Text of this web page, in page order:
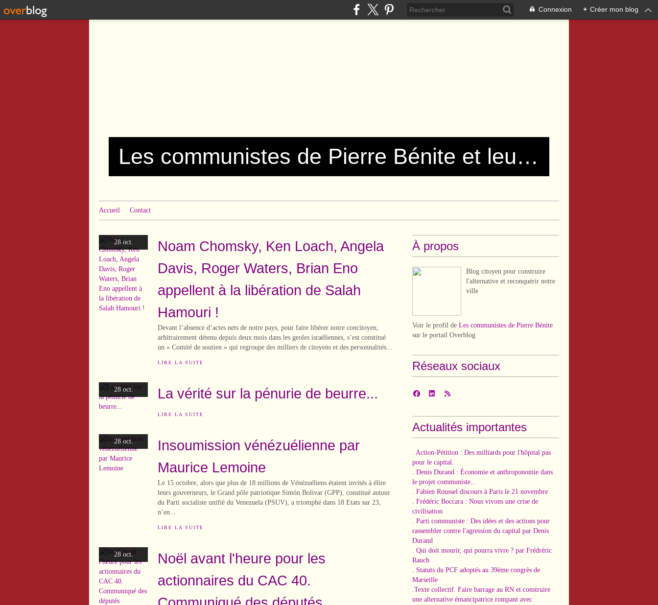
Connexion + Créer mon blog
Les communistes de Pierre Bénite et leurs amis !
Accueil Contact
28 oct.
Noam Chomsky, Ken Loach, Angela
Davis, Roger Waters, Brian Eno
appellent à la libération de Salah
Hamouri !
Devant l’absence d’actes nets de notre pays, pour faire libérer notre concitoyen,
arbitrairement détenu depuis deux mois dans les geoles israéliennes, s’est constitué
un « Comité de soutien » qui regroupe des milliers de citoyens et des personnalités...
LIRE LA SUITE
28 oct. La vérité sur la pénurie de beurre...
LIRE LA SUITE
28 oct.
Insoumission vénézuélienne par
Maurice Lemoine
Le 15 octobre, alors que plus de 18 millions de Vénézuéliens étaient invités à élire
leurs gouverneurs, le Grand pôle patriotique Simón Bolivar (GPP), constitué autour
du Parti socialiste unifié du Venezuela (PSUV), a triomphé dans 18 Etats sur 23,
n’en...
LIRE LA SUITE
28 oct.
Noël avant l'heure pour les
actionnaires du CAC 40.
À propos
Blog citoyen pour construire
l'alternative et reconquérir notre
ville
Voir le profil de Les communistes de Pierre Bénite
sur le portail Overblog
Réseaux sociaux
Actualités importantes
. Action-Pétition : Des milliards pour l'hôpital pas
pour le capital.
. Denis Durand : Économie et anthroponomie dans
le projet communiste...
. Fabien Roussel discours à Paris le 21 novembre
. Frédéric Boccara : Nous vivons une crise de
civilisation
. Parti communiste : Des idées et des actions pour
rassembler contre l'agression du capital par Denis
Durand
. Qui doit mourir, qui pourra vivre ? par Frédréric
Rauch
. Statuts du PCF adoptés au 39ème congrès de
Marseille
.Texte collectif. Faire barrage au RN et construire
une alternative émancipatrice rompant avec